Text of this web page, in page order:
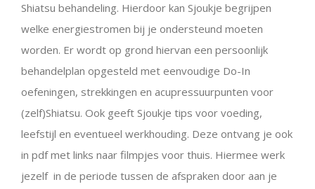
Shiatsu behandeling. Hierdoor kan Sjoukje begrijpen
welke energiestromen bij je ondersteund moeten
worden. Er wordt op grond hiervan een persoonlijk
behandelplan opgesteld met eenvoudige Do-In
oefeningen, strekkingen en acupressuurpunten voor
(zelf)Shiatsu. Ook geeft Sjoukje tips voor voeding,
leefstijl en eventueel werkhouding. Deze ontvang je ook
in pdf met links naar filmpjes voor thuis. Hiermee werk
jezelf in de periode tussen de afspraken door aan je